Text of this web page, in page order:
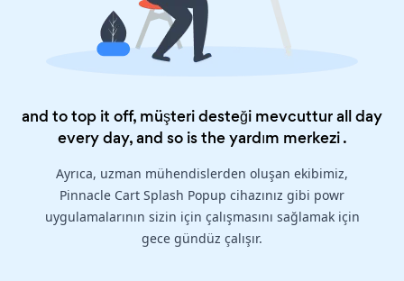
and to top it off, müşteri desteği mevcuttur all day
every day, and so is theyardım merkezi.
Ayrıca, uzman mühendislerden oluşan ekibimiz,
Pinnacle Cart Splash Popup cihazınız gibi powr
uygulamalarının sizin için çalışmasını sağlamak için
gece gündüz çalışır.